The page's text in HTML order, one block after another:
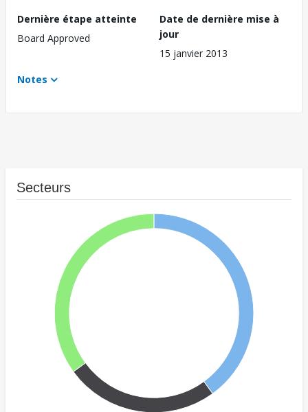
Dernière étape atteinte
Board Approved
Date de dernière mise à
jour
15 janvier 2013
Notes
Secteurs